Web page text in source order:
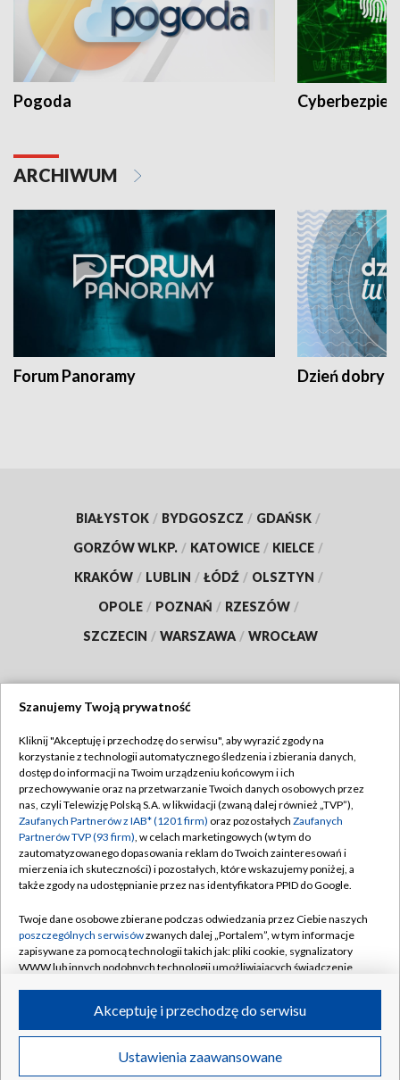
Pogoda
ARCHIWUM
Forum Panoramy Dzień dobry
BIAŁYSTOK / BYDGOSZCZ / GDAŃSK /
GORZÓW WLKP. / KATOWICE / KIELCE /
KRAKÓW / LUBLIN / ŁÓDŹ / OLSZTYN /
OPOLE / POZNAŃ / RZESZÓW /
SZCZECIN / WARSZAWA / WROCŁAW
TVP
Abonament TVP
Emisja w TVP
Centrum informacji TVP
Naziemna Telewizja Cyfrowa
Rada Programowa
System NOS
Informacje o nadawcy
Program dla prasy
Ogłoszenie przetargowe
Regulamin TVP
Polityka prywatności
Moje zgody
Pomoc
Kontakt
Kanały
©2026 Telewizja Polska S.A. w likwidacji
Szanujemy Twoją prywatność
Kliknij "Akceptuję i przechodzę do serwisu", aby wyrazić zgody na
korzystanie z technologii automatycznego śledzenia i zbierania danych,
dostęp do informacji na Twoim urządzeniu końcowym i ich
przechowywanie oraz na przetwarzanie Twoich danych osobowych przez
nas, czyli Telewizję Polską S.A. w likwidacji (zwaną dalej również „TVP”),
Zaufanych Partnerów z IAB* (1201 firm) oraz pozostałych Zaufanych
Partnerów TVP (93 firm), w celach marketingowych (w tym do
zautomatyzowanego dopasowania reklam do Twoich zainteresowań i
mierzenia ich skuteczności) i pozostałych, które wskazujemy poniżej, a
także zgody na udostępnianie przez nas identyfikatora PPID do Google.
Twoje dane osobowe zbierane podczas odwiedzania przez Ciebie naszych
poszczególnych serwisówzwanych dalej „Portalem”, w tym informacje
zapisywane za pomocą technologii takich jak: pliki cookie, sygnalizatory
WWW lub innych podobnych technologii umożliwiających świadczenie
ruchu w Internecie.
Twoje dane osobowe zbierane podczas odwiedzania przez Ciebie
poszczególnych serwisówna Portalu, takie jak adresy IP, identyfikatory
Ustawienia zaawansowane
Akceptuję i przechodzę do serwisu